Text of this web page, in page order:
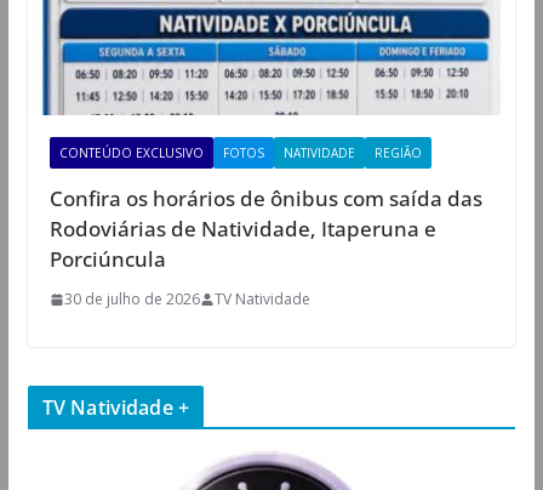
CONTEÚDO EXCLUSIVO FOTOS NATIVIDADE REGIÃO
Confira os horários de ônibus com saída das
Rodoviárias de Natividade, Itaperuna e
Porciúncula
30 de julho de 2026 TV Natividade
TV Natividade +